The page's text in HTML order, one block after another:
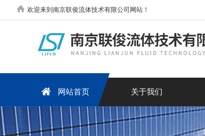
欢迎来到南京联俊流体技术有限公司网站！
网站首页 关于我们